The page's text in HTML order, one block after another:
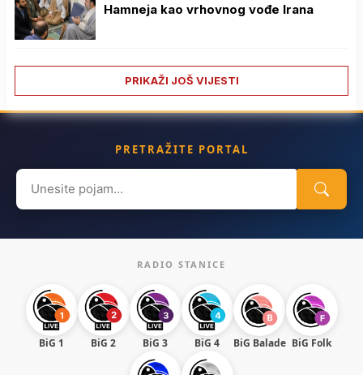
Hamneja kao vrhovnog vođe Irana
PRIKAŽI JOŠ VIJESTI
PRETRAŽITE PORTAL
Search
for:
RADIO STANICE
BiG 1 BiG 2 BiG 3 BiG 4 BiG Balade BiG Folk